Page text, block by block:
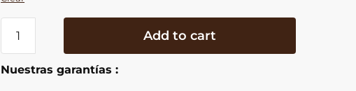
Cowboy
Mujer
Add to cart
Nuestras garantías :